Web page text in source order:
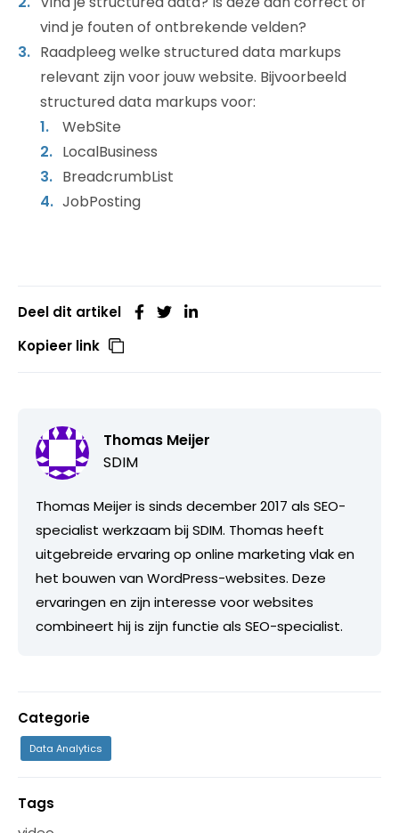
vind je fouten of ontbrekende velden?
Raadpleeg welke structured data markups
relevant zijn voor jouw website. Bijvoorbeeld
structured data markups voor:
WebSite
LocalBusiness
BreadcrumbList
JobPosting
Deel dit artikel
Kopieer link
Thomas Meijer
SDIM
Thomas Meijer is sinds december 2017 als SEO-
specialist werkzaam bij SDIM. Thomas heeft
uitgebreide ervaring op online marketing vlak en
het bouwen van WordPress-websites. Deze
ervaringen en zijn interesse voor websites
combineert hij is zijn functie als SEO-specialist.
Categorie
Data Analytics
Tags